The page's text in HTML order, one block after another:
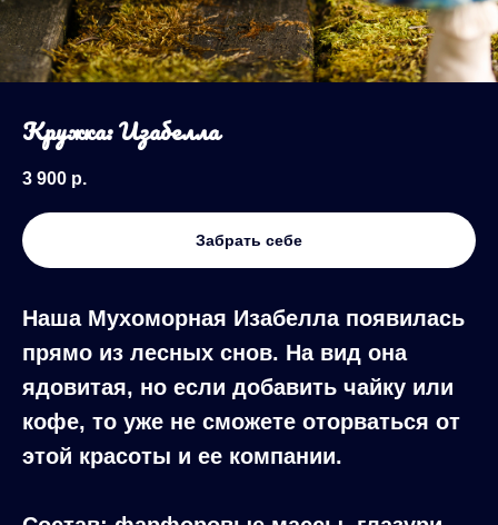
Кружка: Изабелла
3 900 р.
Забрать себе
Наша Мухоморная Изабелла появилась
прямо из лесных снов. На вид она
ядовитая, но если добавить чайку или
кофе, то уже не сможете оторваться от
этой красоты и ее компании.